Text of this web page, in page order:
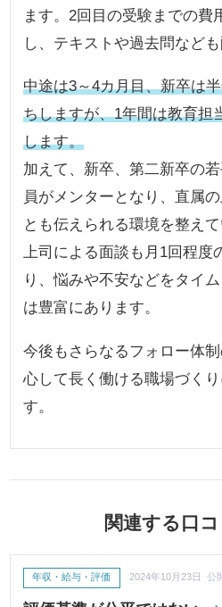
ます。2回目の受験までの費
し、テキストや過去問なども
中途は3～4カ月目、新卒は
ちしますが、1年間は教育担
します。
加えて、新卒、第二新卒の
員がメンターとなり、直属
とも伝えられる環境を整えて
上司による面談も月1回程度
り、悩みや不安などをタイ
は豊富にあります。
今後もさらなるフォロー体
心して長く働ける職場づく
す。
関連する口
年収・給与・評価 2024年10月23日 公